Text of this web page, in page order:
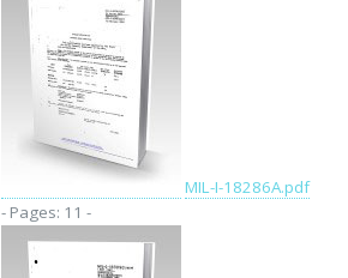
MIL-I-18286A.pdf
- Pages: 11 -